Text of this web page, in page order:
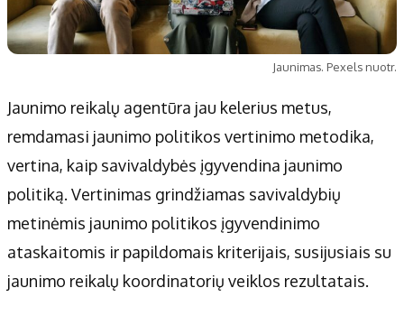
Jaunimas. Pexels nuotr.
Jaunimo reikalų agentūra jau kelerius metus,
remdamasi jaunimo politikos vertinimo metodika,
vertina, kaip savivaldybės įgyvendina jaunimo
politiką. Vertinimas grindžiamas savivaldybių
metinėmis jaunimo politikos įgyvendinimo
ataskaitomis ir papildomais kriterijais, susijusiais su
jaunimo reikalų koordinatorių veiklos rezultatais.